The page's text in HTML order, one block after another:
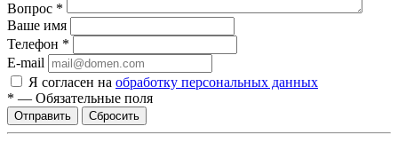
Вопрос *
Ваше имя
Телефон *
E-mail
Я согласен на обработку персональных данных
* — Обязательные поля
Отправить Сбросить